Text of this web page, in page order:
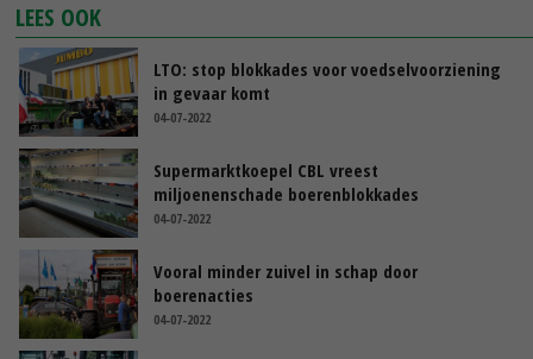
LEES OOK
LTO: stop blokkades voor voedselvoorziening
in gevaar komt
04-07-2022
Supermarktkoepel CBL vreest
miljoenenschade boerenblokkades
04-07-2022
Vooral minder zuivel in schap door
boerenacties
04-07-2022